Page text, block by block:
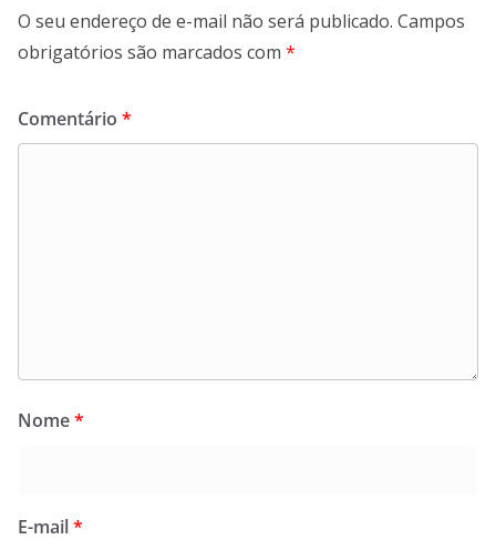
O seu endereço de e-mail não será publicado. Campos
obrigatórios são marcados com *
Comentário *
Nome*
E-mail*